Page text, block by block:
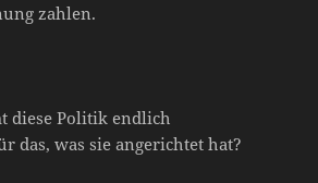
zahlen.
diese Politik endlich
das, was sie angerichtet hat?